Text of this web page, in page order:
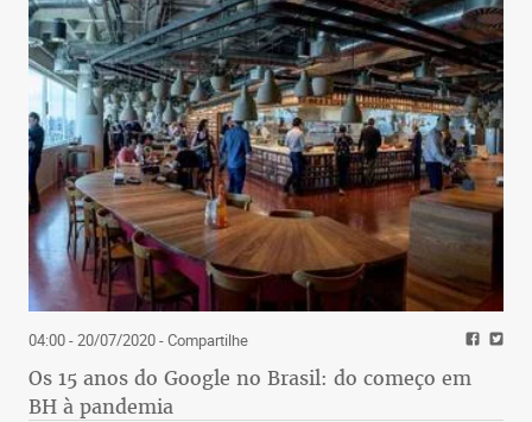
04:00 - 20/07/2020- Compartilhe
Os 15 anos do Google no Brasil: do começo em
BH à pandemia